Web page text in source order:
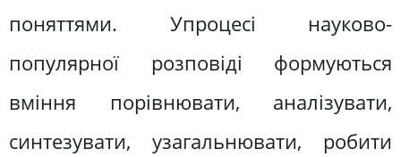
поняттями. Упроцесі науково-
популярної розповіді формуються
вміння порівнювати, аналізувати,
синтезувати, узагальнювати, робити